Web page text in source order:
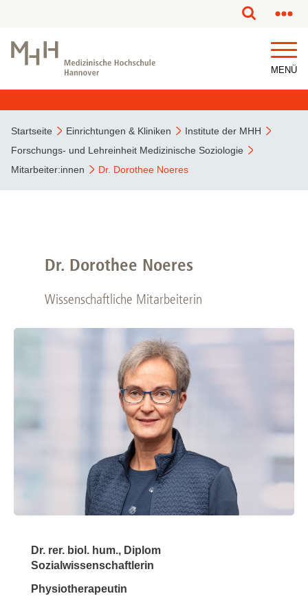
MENÜ
Startseite Einrichtungen & Kliniken
Institute der MHH
Forschungs- und Lehreinheit Medizinische Soziologie
Mitarbeiter:innen
Dr. Dorothee Noeres
Dr. Dorothee Noeres
Wissenschaftliche Mitarbeiterin
Dr. rer. biol. hum., Diplom
Sozialwissenschaftlerin
Physiotherapeutin